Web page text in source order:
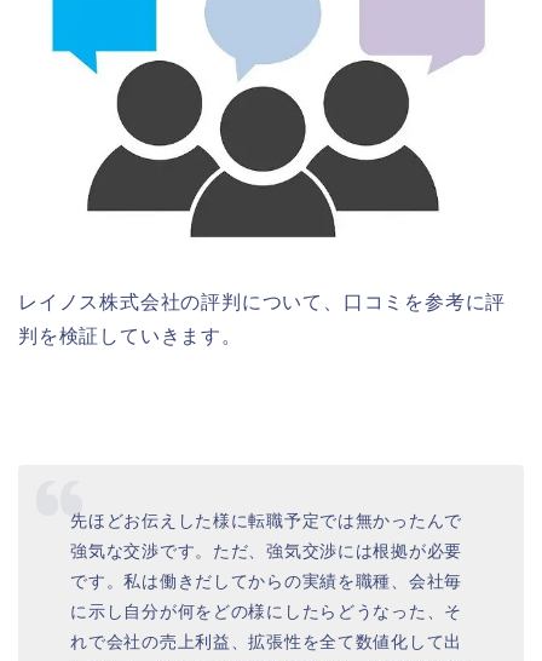
レイノス株式会社の評判について、口コミを参考に評
判を検証していきます。
先ほどお伝えした様に転職予定では無かったんで
強気な交渉です。ただ、強気交渉には根拠が必要
です。私は働きだしてからの実績を職種、会社毎
に示し自分が何をどの様にしたらどうなった、そ
れで会社の売上利益、拡張性を全て数値化して出